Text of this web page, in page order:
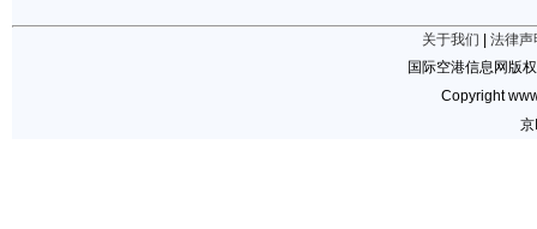
关于我们
法律声
国际空港信息网版
Copyright